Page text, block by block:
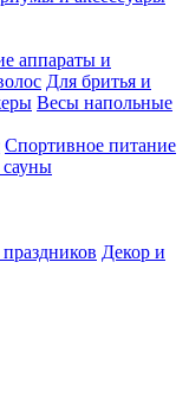
аппараты и
Для бритья и
Весы напольные
Спортивное питание
Декор и